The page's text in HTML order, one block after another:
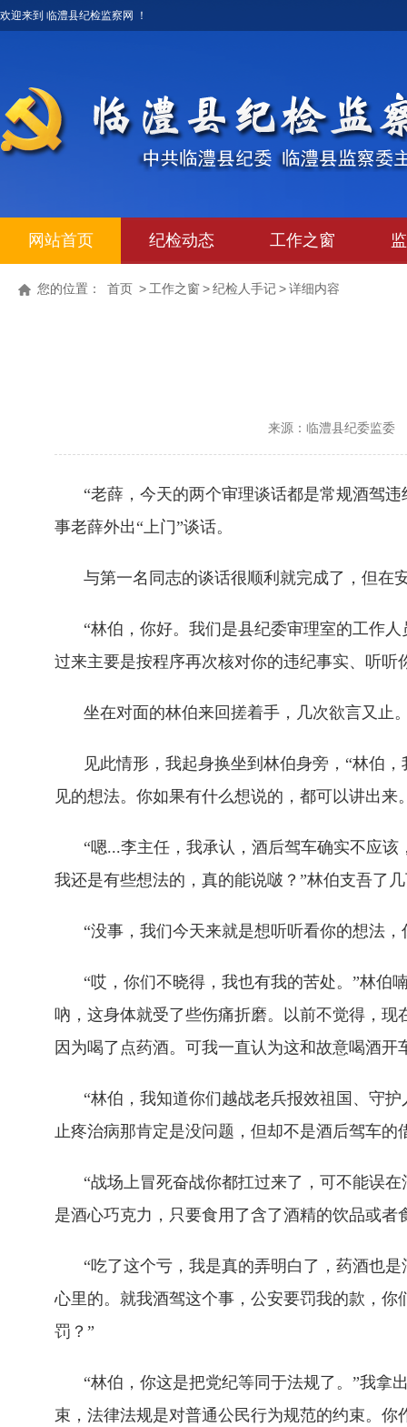
欢迎来到 临澧县纪检监察网 ！
网站首页 纪检动态 工作之窗
您的位置： 首页 > 工作之窗 >纪检人手记>详细内容
来源：临澧县纪委监委
“老薛，今天的两个审理谈话都是常规酒驾
事老薛外出“上门”谈话。
与第一名同志的谈话很顺利就完成了，但在
“林伯，你好。我们是县纪委审理室的工作
过来主要是按程序再次核对你的违纪事实、听听
坐在对面的林伯来回搓着手，几次欲言又止
见此情形，我起身换坐到林伯身旁，“林伯
见的想法。你如果有什么想说的，都可以讲出来
“嗯...李主任，我承认，酒后驾车确实不应
我还是有些想法的，真的能说啵？”林伯支吾了
“没事，我们今天来就是想听听看你的想法
“哎，你们不晓得，我也有我的苦处。”林伯
吶，这身体就受了些伤痛折磨。以前不觉得，
因为喝了点药酒。可我一直认为这和故意喝酒开
“林伯，我知道你们越战老兵报效祖国、守
止疼治病那肯定是没问题，但却不是酒后驾车的
“战场上冒死奋战你都扛过来了，可不能误
是酒心巧克力，只要食用了含了酒精的饮品或者
“吃了这个亏，我是真的弄明白了，药酒也
心里的。就我酒驾这个事，公安要罚我的款，
罚？”
“林伯，你这是把党纪等同于法规了。”我拿
束，法律法规是对普通公民行为规范的约束。